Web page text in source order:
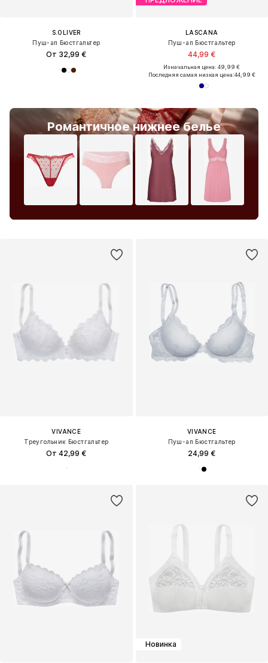
S.OLIVER
Пуш-ап Бюстгальтер
От 32,99 €
Романтичное нижнее белье
LASCANA
Пуш-ап Бюстгальтер
44,99 €
Изначальная цена: 49,99 €
Последняя самая низкая цена:44,99 €
VIVANCE
Треугольник Бюстгальтер
От 42,99 €
VIVANCE
Пуш-ап Бюстгальтер
24,99 €
Новинка